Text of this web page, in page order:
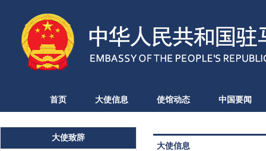
首页 大使信息 使馆动态 中国要闻
大使致辞
大使信息